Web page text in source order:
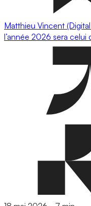
Matthieu Vincent
l’année 2026 sera celui